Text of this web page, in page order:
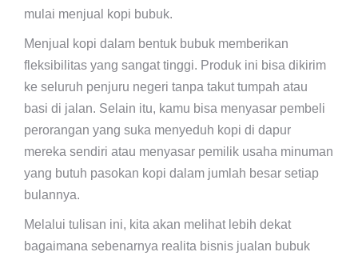
mulai menjual kopi bubuk.
Menjual kopi dalam bentuk bubuk memberikan
fleksibilitas yang sangat tinggi. Produk ini bisa dikirim
ke seluruh penjuru negeri tanpa takut tumpah atau
basi di jalan. Selain itu, kamu bisa menyasar pembeli
perorangan yang suka menyeduh kopi di dapur
mereka sendiri atau menyasar pemilik usaha minuman
yang butuh pasokan kopi dalam jumlah besar setiap
bulannya.
Melalui tulisan ini, kita akan melihat lebih dekat
bagaimana sebenarnya realita bisnis jualan bubuk